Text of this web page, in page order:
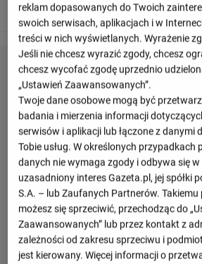
Posiadanie piłki: FC Utrecht: 44%, FC
reklam dopasowanych do Twoich
swoich serwisach, aplikacjach i w
treści w nich wyświetlanych. Wyrażenie
Jeśli nie chcesz wyrazić zgody, chcesz
chcesz wycofać zgodę uprzednio
„Ustawień Zaawansowanych”.
Twoje dane osobowe mogą być
badania i mierzenia informacji
serwisów i aplikacji lub łączone z danymi
Tobie usług. W określonych przypadkach
danych nie wymaga zgody i odbywa się
uzasadniony interes Gazeta.pl, jej spółki
S.A. – lub Zaufanych Partnerów.
możesz się sprzeciwić, przechodząc do
Zaawansowanych” lub przez kontakt z
zależności od zakresu sprzeciwu i
jest kierowany. Więcej informacji o